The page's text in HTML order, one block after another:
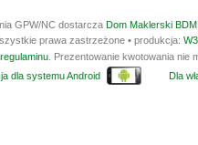
GPW/NC dostarcza Dom Maklerski
prawa zastrzeżone • produkcja:
regulaminu . Prezentowanie kwotowania
dla systemu Android Dla